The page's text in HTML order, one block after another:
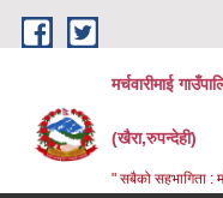
Skip to main content
मर्चवारीमाई
(खैरा,रुपन्देही)
" सबैको सहभागिता :